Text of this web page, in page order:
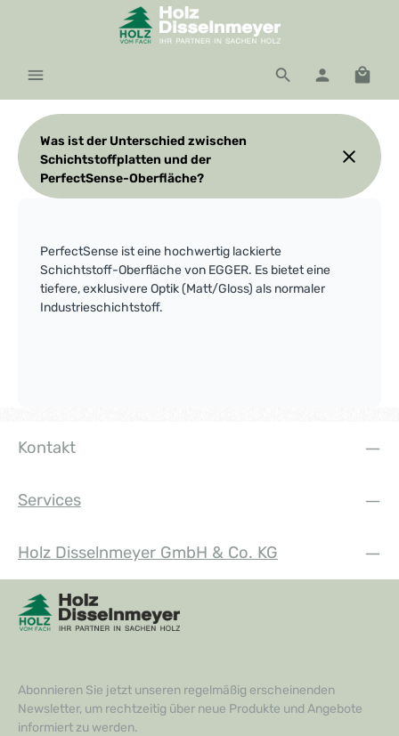
Zum Hauptinhalt springen
Was ist der Unterschied zwischen
Schichtstoffplatten und der
PerfectSense-Oberfläche?
PerfectSense ist eine hochwertig lackierte
Schichtstoff-Oberfläche von EGGER. Es bietet eine
tiefere, exklusivere Optik (Matt/Gloss) als normaler
Industrieschichtstoff.
Kontakt
Services
Holz Disselnmeyer GmbH & Co. KG
Abonnieren Sie jetzt unseren regelmäßig erscheinenden
Newsletter, um rechtzeitig über neue Produkte und Angebote
informiert zu werden.